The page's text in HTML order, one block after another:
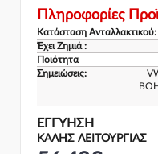
Πληροφορίες
Κατάσταση Ανταλλακτικού:
Έχει Ζημιά :
Ποιότητα
Σημειώσεις:
ΕΓΓΎΗΣΗ
ΚΑΛΗΣ ΛΕΙΤΟΥΡΓΙΑΣ